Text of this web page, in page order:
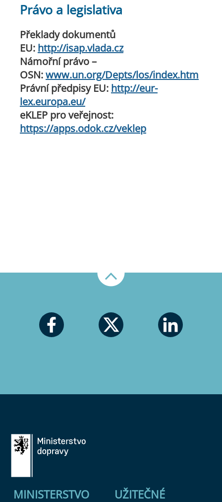
Právo a legislativa
Překlady dokumentů
EU: http://isap.vlada.cz
Námořní právo –
OSN:www.un.org/Depts/los/index.htm
Právní předpisy EU: http://eur-
lex.europa.eu/
eKLEP pro veřejnost:
https://apps.odok.cz/veklep
MINISTERSTVO
UŽITEČNÉ